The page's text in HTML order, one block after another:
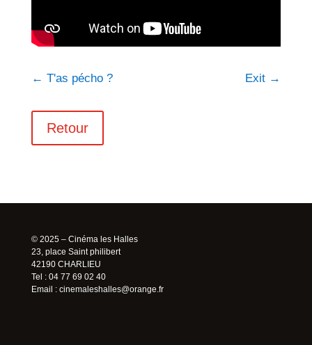
← T'as pécho ? Exit →
Retour
© 2025 – Cinéma les Halles
23, place Saint philibert
42190 CHARLIEU
Tel : 04 77 69 02 40
Email : cinemaleshalles@orange.fr